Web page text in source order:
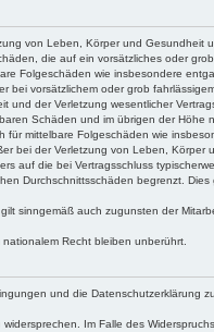
von Leben, Körper und Gesundheit
die auf ein vorsätzliches oder
Folgeschäden wie insbesondere
bei vorsätzlichem oder grob
und der Verletzung wesentlicher
Schäden und im übrigen der Höhe
für mittelbare Folgeschäden wie
bei der Verletzung von Leben, Körper
auf die bei Vertragsschluss
Durchschnittsschäden begrenzt.
sinngemäß auch zugunsten der
Recht bleiben unberührt.
und die Datenschutzerklärung
Im Falle des